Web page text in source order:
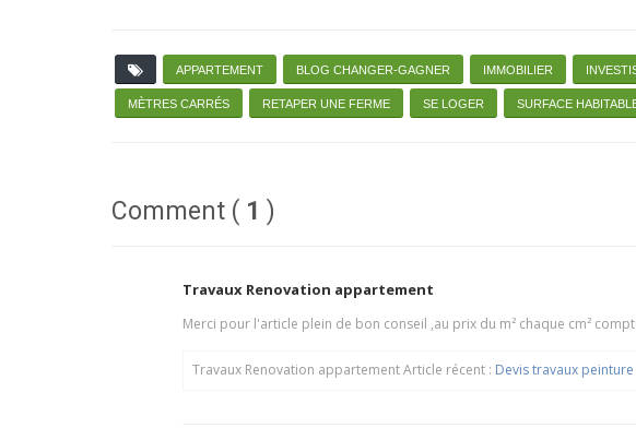
APPARTEMENT BLOG CHANGER-GAGNER IMMOBILIER
MÈTRES CARRÉS RETAPER UNE FERME SE LOGER SURFACE
Comment ( 1 )
Travaux Renovation appartement
Merci pour l'article plein de bon conseil ,au prix du m² chaque cm²
Travaux Renovation appartement Article récent : Devis travaux